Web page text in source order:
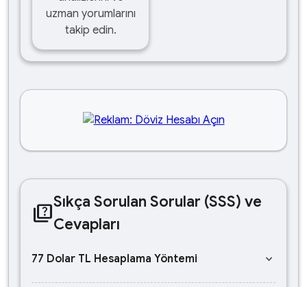
uzman yorumlarını
takip edin.
quizSıkça Sorulan Sorular (SSS) ve
Cevapları
77 Dolar TL Hesaplama Yöntemi keyboard_arrow_down